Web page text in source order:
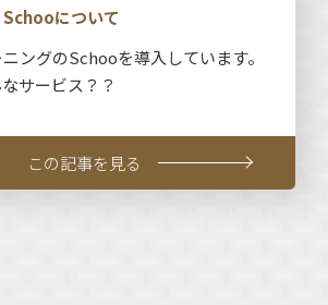
について
ングのSchooを導入しています。
サービス？？
この記事を見る